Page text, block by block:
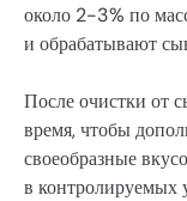
около 2-3% по
и обрабатывают
После очистки от
время, чтобы
своеобразные
в контролируемых